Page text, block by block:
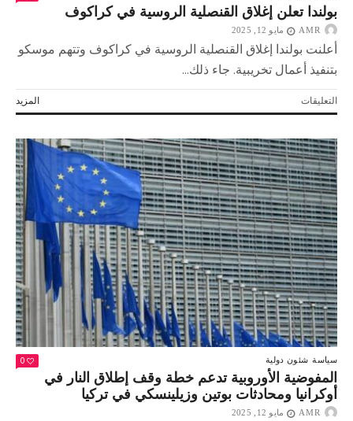
بولندا تعلن إغلاق القنصلية الروسية في كراكوف
AMR مايو 12, 2025
أعلنت بولندا إغلاق القنصلية الروسية في كراكوف وتتهم موسكو
بتنفيذ أعمال تخريبية. جاء ذلك...
المزيد التعليقاتعلى
بولندا
إغلاق
القنصلية
الروسية
في
كراكوف
مغلقة
سياسة شئون دولية 0
المفوضية الأوروبية تدعم خطة وقف إطلاق النار في
أوكرانيا ومحادثات بوتين وزيلينسكي في تركيا
AMR مايو 12, 2025